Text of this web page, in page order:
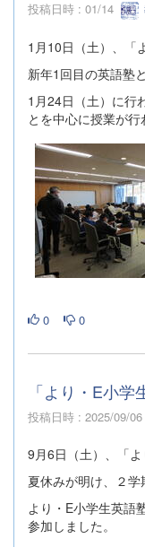
投稿日時 : 01/14
1月10日（土）、「
新年1回目の英語塾
1月24日（土）に行
とを中心に授業が行
0 0
「より・E小
投稿日時 : 2025/09/06
9月6日（土）、「よ
夏休みが明け、２学
より・E小学生英語
参加しました。